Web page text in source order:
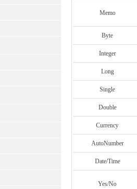
Memo
Byte
Integer
Long
Single
Double
Currency
AutoNumber
Date/Time
Yes/No